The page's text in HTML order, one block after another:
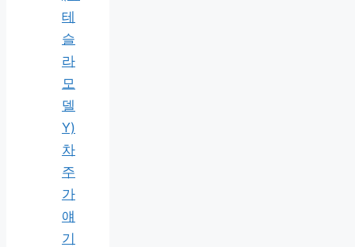
테
슬
라
모
델
Y)
차
주
가
얘
기